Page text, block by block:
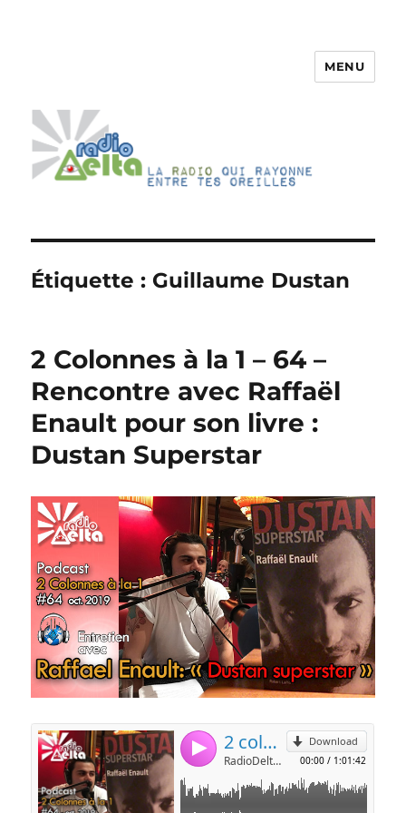
MENU
Étiquette : Guillaume Dustan
2 Colonnes à la 1 – 64 –
Rencontre avec Raffaël
Enault pour son livre :
Dustan Superstar